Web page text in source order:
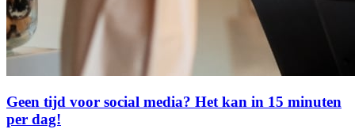
Geen tijd voor social media? Het kan in 15 minuten
per dag!